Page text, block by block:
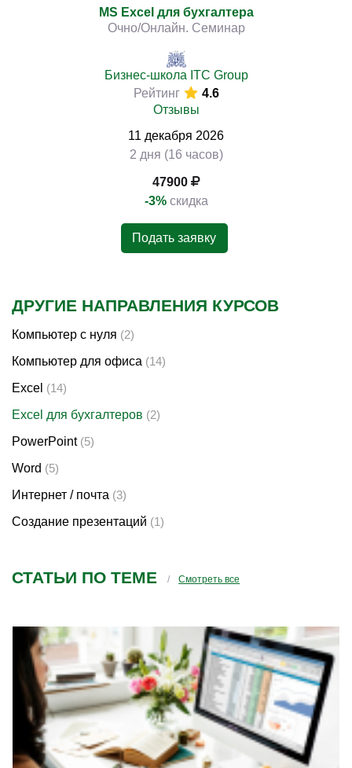
MS Excel для бухгалтера
Очно/Онлайн. Семинар
Бизнес-школа ITC Group
Рейтинг
4.6
Отзывы
11 декабря 2026
2 дня (16 часов)
47900
-3% скидка
Подать заявку
ДРУГИЕ НАПРАВЛЕНИЯ КУРСОВ
Компьютер с нуля (2)
Компьютер для офиса (14)
Excel (14)
Excel для бухгалтеров (2)
PowerPoint (5)
Word (5)
Интернет / почта (3)
Создание презентаций (1)
СТАТЬИ ПО ТЕМЕ Смотреть все